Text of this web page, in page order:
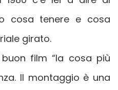
cosa tenere e cosa
girato.
film “la cosa più
Il montaggio è una